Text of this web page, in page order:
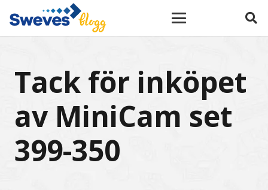
Tack för inköpet
av MiniCam set
399-350